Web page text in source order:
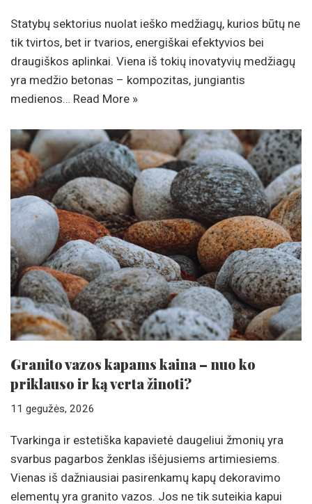
Statybų sektorius nuolat ieško medžiagų, kurios būtų ne
tik tvirtos, bet ir tvarios, energiškai efektyvios bei
draugiškos aplinkai. Viena iš tokių inovatyvių medžiagų
yra medžio betonas – kompozitas, jungiantis
medienos… Read More »
Granito vazos kapams kaina – nuo ko
priklauso ir ką verta žinoti?
11 gegužės, 2026
Tvarkinga ir estetiška kapavietė daugeliui žmonių yra
svarbus pagarbos ženklas išėjusiems artimiesiems.
Vienas iš dažniausiai pasirenkamų kapų dekoravimo
elementų yra granito vazos. Jos ne tik suteikia kapui